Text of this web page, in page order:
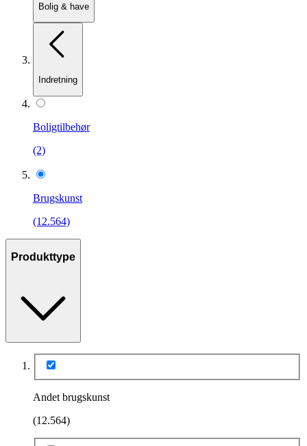
Bolig & have
Indretning
Boligtilbehør
(2)
Brugskunst
(12.564)
Produkttype
Andet brugskunst
(12.564)